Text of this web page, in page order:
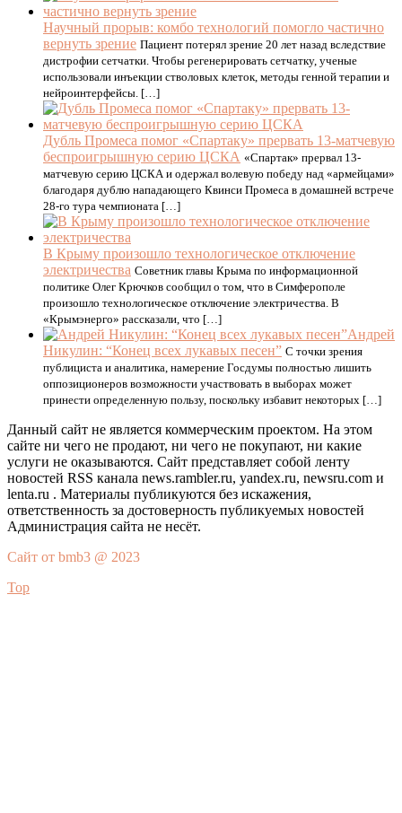
Научный прорыв: комбо технологий помогло частично
вернуть зрение Пациент потерял зрение 20 лет назад вследствие
дистрофии сетчатки. Чтобы регенерировать сетчатку, ученые
использовали инъекции стволовых клеток, методы генной терапии и
нейроинтерфейсы. […]
Дубль Промеса помог «Спартаку» прервать 13-матчевую
беспроигрышную серию ЦСКА «Спартак» прервал 13-
матчевую серию ЦСКА и одержал волевую победу над «армейцами»
благодаря дублю нападающего Квинси Промеса в домашней встрече
28-го тура чемпионата […]
В Крыму произошло технологическое отключение
электричества Советник главы Крыма по информационной
политике Олег Крючков сообщил о том, что в Симферополе
произошло технологическое отключение электричества. В
«Крымэнерго» рассказали, что […]
Андрей
Никулин: “Конец всех лукавых песен” С точки зрения
публициста и аналитика, намерение Госдумы полностью лишить
оппозиционеров возможности участвовать в выборах может
принести определенную пользу, поскольку избавит некоторых […]
Данный сайт не является коммерческим проектом. На этом
сайте ни чего не продают, ни чего не покупают, ни какие
услуги не оказываются. Сайт представляет собой ленту
новостей RSS канала news.rambler.ru, yandex.ru, newsru.com и
lenta.ru . Материалы публикуются без искажения,
ответственность за достоверность публикуемых новостей
Администрация сайта не несёт.
Сайт от bmb3 @ 2023
Top